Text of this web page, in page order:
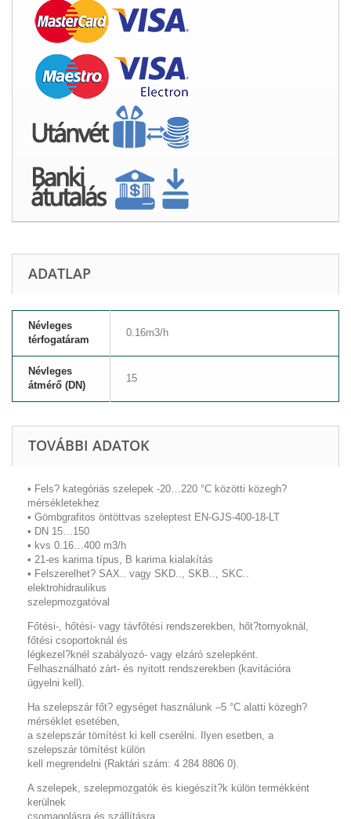
ADATLAP
Névleges
térfogatáram
0.16m3/h
Névleges
átmérő (DN)
15
TOVÁBBI ADATOK
• Fels? kategóriás szelepek -20…220 °C közötti közegh?
mérsékletekhez
• Gömbgrafitos öntöttvas szeleptest EN-GJS-400-18-LT
• DN 15…150
• kvs 0.16…400 m3/h
• 21-es karima típus, B karima kialakítás
• Felszerelhet? SAX.. vagy SKD.., SKB.., SKC..
elektrohidraulikus
szelepmozgatóval
Főtési-, hőtési- vagy távfőtési rendszerekben, hőt?tornyoknál,
főtési csoportoknál és
légkezel?knél szabályozó- vagy elzáró szelepként.
Felhasználható zárt- és nyitott rendszerekben (kavitációra
ügyelni kell).
Ha szelepszár főt? egységet használunk –5 °C alatti közegh?
mérséklet esetében,
a szelepszár tömítést ki kell cserélni. Ilyen esetben, a
szelepszár tömítést külön
kell megrendelni (Raktári szám: 4 284 8806 0).
A szelepek, szelepmozgatók és kiegészít?k külön termékként
kerülnek
csomagolásra és szállításra.